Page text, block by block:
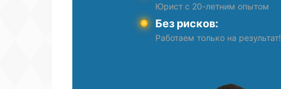
Юрист с 20-летним опытом
Без рисков:
Работаем только на результат!